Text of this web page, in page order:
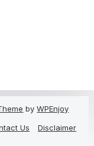
byWPEnjoy
Us
Disclaimer